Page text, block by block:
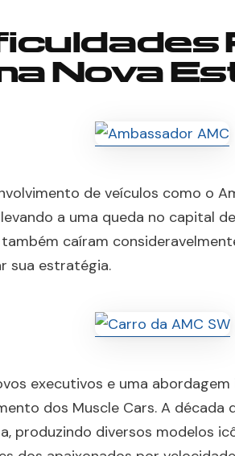
Nova
de veículos como o
levando a uma queda no capital
caíram
sua estratégia.
executivos e uma
dos Muscle Cars. A década
produzindo diversos modelos